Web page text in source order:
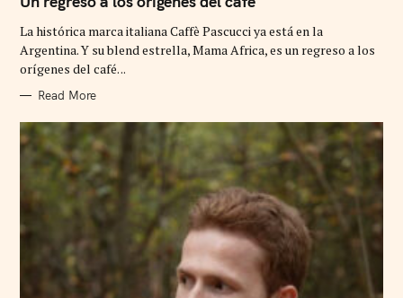
E
O
R
I
E
La histórica marca italiana Caffè Pascucci ya está en la
Argentina. Y su blend estrella, Mama Africa, es un regreso a los
orígenes del café. ..
Read More